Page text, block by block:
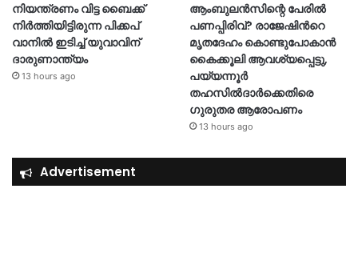
നിയന്ത്രണം വിട്ട ബൈക്ക്
നിർത്തിയിട്ടിരുന്ന പിക്കപ്
വാനിൽ ഇടിച്ച് യുവാവിന്
ദാരുണാന്ത്യം
13 hours ago
ആംബുലൻസിന്റെ പേരിൽ
പണപ്പിരിവ്? രാജേഷിന്‍റെ
മൃതദേഹം കൊണ്ടുപോകാൻ
കൈക്കൂലി ആവശ്യപ്പെട്ടു,
പയ്യന്നൂർ
തഹസിൽദാർക്കെതിരെ
ഗുരുതര ആരോപണം
13 hours ago
Advertisement